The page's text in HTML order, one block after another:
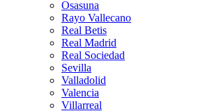
Osasuna
Rayo Vallecano
Real Betis
Real Madrid
Real Sociedad
Sevilla
Valladolid
Valencia
Villarreal